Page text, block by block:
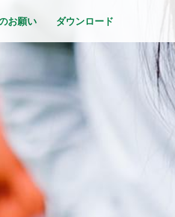
お願い ダウンロード